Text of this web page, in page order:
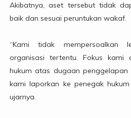
Akibatnya, aset tersebut tidak
baik dan sesuai peruntukan wakaf.
“Kami tidak mempersoalkan
organisasi tertentu. Fokus kami
hukum atas dugaan
kami laporkan ke penegak
ujarnya.